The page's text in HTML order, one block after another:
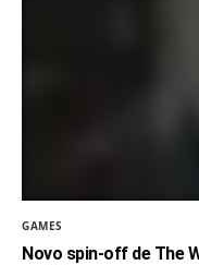
GAMES
Novo spin-off de The